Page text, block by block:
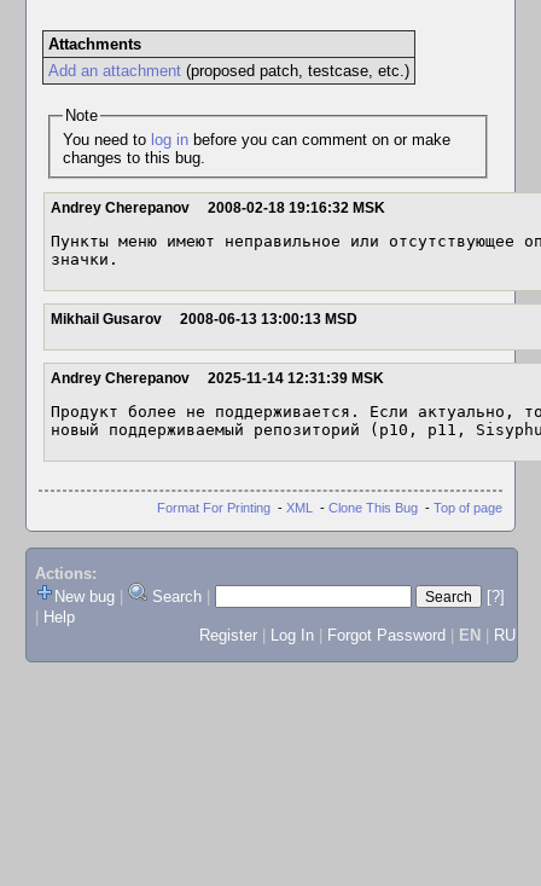
Attachments
Add an attachment(proposed patch, testcase, etc.)
Note
You need to log inbefore you can comment on or make
changes to this bug.
Andrey Cherepanov 2008-02-18 19:16:32 MSK
Пункты меню имеют неправильное или отсутствующее
значки.
Mikhail Gusarov 2008-06-13 13:00:13 MSD
Andrey Cherepanov 2025-11-14 12:31:39 MSK
Продукт более не поддерживается. Если актуально,
новый поддерживаемый репозиторий (p10, p11,
Format For Printing - XML - Clone This Bug - Top of page
Actions:
New bug
Search
[?]
Help
Register
Log In Forgot Password EN RU